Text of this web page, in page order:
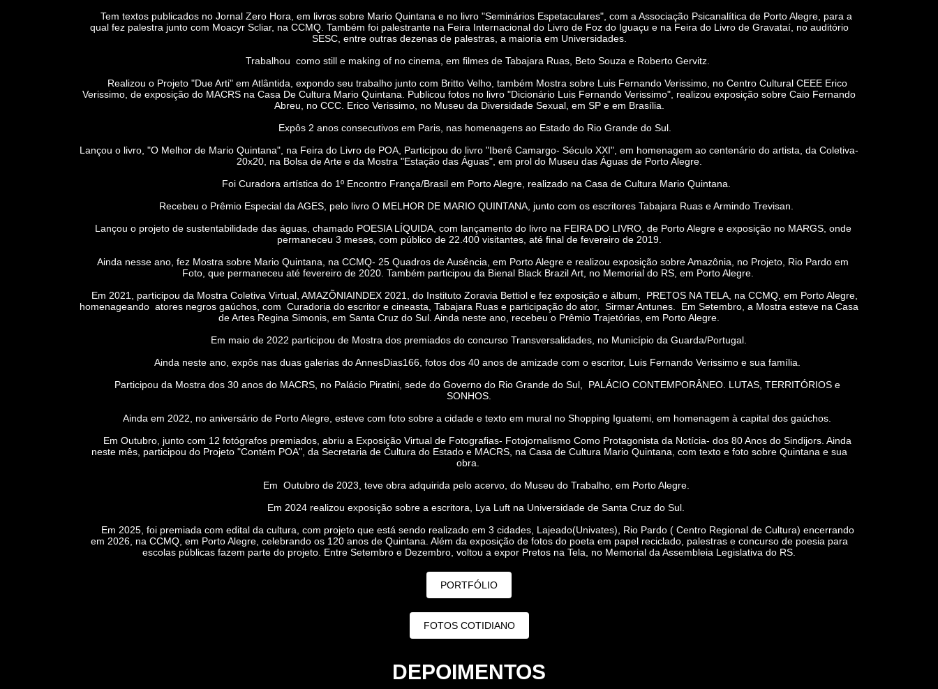
Tem textos publicados no Jornal Zero Hora, em livros sobre Mario Quintana e no livro "Seminários Espetaculares", com a Associação Psicanalítica de Porto Alegre, para a
qual fez palestra junto com Moacyr Scliar, na CCMQ. Também foi palestrante na Feira Internacional do Livro de Foz do Iguaçu e na Feira do Livro de Gravataí, no auditório
SESC, entre outras dezenas de palestras, a maioria em Universidades.
Trabalhou como still e making of no cinema, em filmes de Tabajara Ruas, Beto Souza e Roberto Gervitz.
Realizou o Projeto "Due Arti" em Atlântida, expondo seu trabalho junto com Britto Velho, também Mostra sobre Luis Fernando Verissimo, no Centro Cultural CEEE Erico
Verissimo, de exposição do MACRS na Casa De Cultura Mario Quintana. Publicou fotos no livro "Dicionário Luis Fernando Verissimo", realizou exposição sobre Caio Fernando
Abreu, no CCC. Erico Verissimo, no Museu da Diversidade Sexual, em SP e em Brasília.
Expôs 2 anos consecutivos em Paris, nas homenagens ao Estado do Rio Grande do Sul.
Lançou o livro, "O Melhor de Mario Quintana", na Feira do Livro de POA, Participou do livro "Iberê Camargo- Século XXI", em homenagem ao centenário do artista, da Coletiva-
20x20, na Bolsa de Arte e da Mostra "Estação das Águas", em prol do Museu das Águas de Porto Alegre.
Foi Curadora artística do 1º Encontro França/Brasil em Porto Alegre, realizado na Casa de Cultura Mario Quintana.
Recebeu o Prêmio Especial da AGES, pelo livro O MELHOR DE MARIO QUINTANA, junto com os escritores Tabajara Ruas e Armindo Trevisan.
Lançou o projeto de sustentabilidade das águas, chamado POESIA LÍQUIDA, com lançamento do livro na FEIRA DO LIVRO, de Porto Alegre e exposição no MARGS, onde
permaneceu 3 meses, com público de 22.400 visitantes, até final de fevereiro de 2019.
Ainda nesse ano, fez Mostra sobre Mario Quintana, na CCMQ- 25 Quadros de Ausência, em Porto Alegre e realizou exposição sobre Amazônia, no Projeto, Rio Pardo em
Foto, que permaneceu até fevereiro de 2020. Também participou da Bienal Black Brazil Art, no Memorial do RS, em Porto Alegre.
Em 2021, participou da Mostra Coletiva Virtual, AMAZÕNIAINDEX 2021, do Instituto Zoravia Bettiol e fez exposição e álbum, PRETOS NA TELA, na CCMQ, em Porto Alegre,
homenageando atores negros gaúchos, com Curadoria do escritor e cineasta, Tabajara Ruas e participação do ator, Sirmar Antunes. Em Setembro, a Mostra esteve na Casa
de Artes Regina Simonis, em Santa Cruz do Sul. Ainda neste ano, recebeu o Prêmio Trajetórias, em Porto Alegre.
Em maio de 2022 participou de Mostra dos premiados do concurso Transversalidades, no Município da Guarda/Portugal.
Ainda neste ano, expôs nas duas galerias do AnnesDias166, fotos dos 40 anos de amizade com o escritor, Luis Fernando Verissimo e sua família.
Participou da Mostra dos 30 anos do MACRS, no Palácio Piratini, sede do Governo do Rio Grande do Sul, PALÁCIO CONTEMPORÂNEO. LUTAS, TERRITÓRIOS e
SONHOS.
Ainda em 2022, no aniversário de Porto Alegre, esteve com foto sobre a cidade e texto em mural no Shopping Iguatemi, em homenagem à capital dos gaúchos.
Em Outubro, junto com 12 fotógrafos premiados, abriu a Exposição Virtual de Fotografias- Fotojornalismo Como Protagonista da Notícia- dos 80 Anos do Sindijors. Ainda
neste mês, participou do Projeto "Contém POA", da Secretaria de Cultura do Estado e MACRS, na Casa de Cultura Mario Quintana, com texto e foto sobre Quintana e sua
obra.
Em Outubro de 2023, teve obra adquirida pelo acervo, do Museu do Trabalho, em Porto Alegre.
Em 2024 realizou exposição sobre a escritora, Lya Luft na Universidade de Santa Cruz do Sul.
Em 2025, foi premiada com edital da cultura, com projeto que está sendo realizado em 3 cidades, Lajeado(Univates), Rio Pardo ( Centro Regional de Cultura) encerrando
em 2026, na CCMQ, em Porto Alegre, celebrando os 120 anos de Quintana. Além da exposição de fotos do poeta em papel reciclado, palestras e concurso de poesia para
escolas públicas fazem parte do projeto. Entre Setembro e Dezembro, voltou a expor Pretos na Tela, no Memorial da Assembleia Legislativa do RS.
PORTFÓLIO
FOTOS COTIDIANO
DEPOIMENTOS